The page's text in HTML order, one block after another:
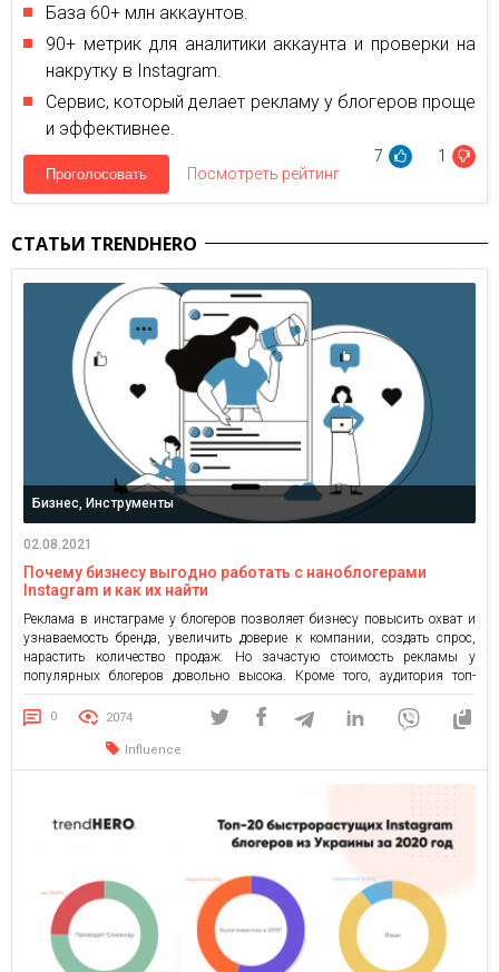
База 60+ млн аккаунтов.
90+ метрик для аналитики аккаунта и проверки на
накрутку в Instagram.
Сервис, который делает рекламу у блогеров проще
и эффективнее.
7 1
Проголосовать Посмотреть рейтинг
СТАТЬИ TRENDHERO
Бизнес, Инструменты
02.08.2021
Почему бизнесу выгодно работать с наноблогерами
Instagram и как их найти
Реклама в инстаграме у блогеров позволяет бизнесу повысить охват и
узнаваемость бренда, увеличить доверие к компании, создать спрос,
нарастить количество продаж. Но зачастую стоимость рекламы у
популярных блогеров довольно высока. Кроме того, аудитория топ-
блогера может быть слишком неоднородной. А порой аккаунт чрезмерно
насыщен рекламой, и размещение остаётся без внимания. Однако все
эти нюансы решаемы при […]
0 2074
Influence